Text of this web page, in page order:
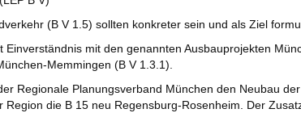
(B V 1.5) sollten konkreter sein und als Ziel
Einverständnis mit den genannten Ausbauprojekten
Memmingen (B V 1.3.1).
Regionale Planungsverband München den Neubau
die B 15 neu Regensburg-Rosenheim. Der